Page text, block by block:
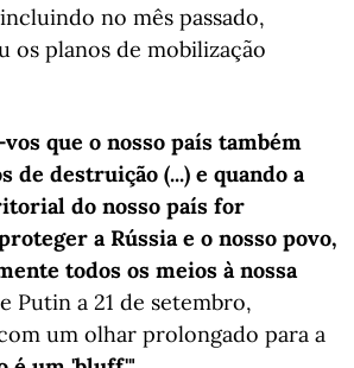
no mês passado,
os planos de mobilização
que o nosso país também
de destruição (...) e quando a
do nosso país for
a Rússia e o nosso povo,
todos os meios à nossa
Putin a 21 de setembro,
um olhar prolongado para a